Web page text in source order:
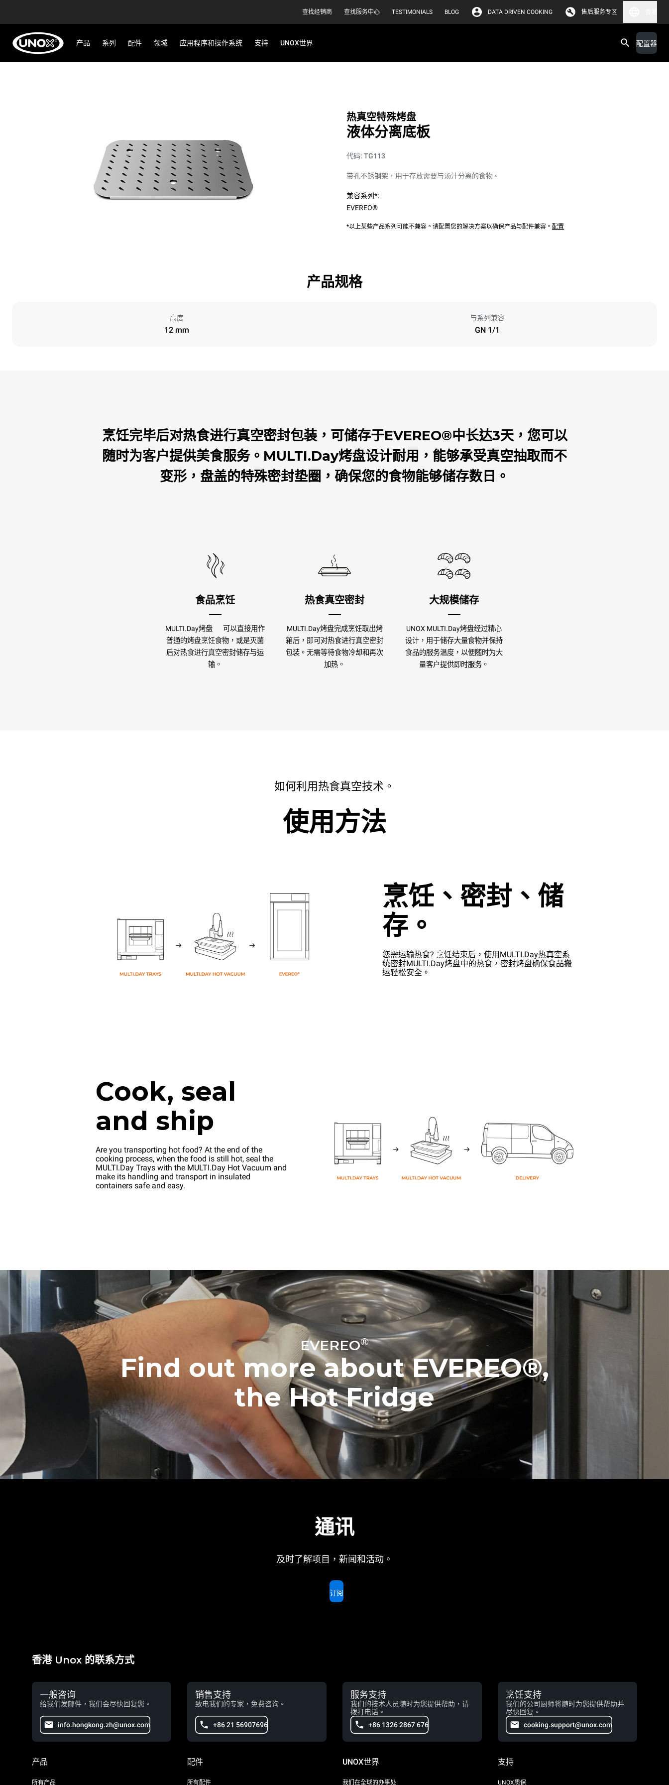
查找经销商 查找服务中心 TESTIMONIALS BLOG DATA DRIVEN COOKING 售后服务专区
产品 系列 配件 领域 应用程序和操作系统 支持 UNOX世界 配置器
热真空特殊烤盘
液体分离底板
代码: TG113
带孔不锈钢架，用于存放需要与汤汁分离的食物。
兼容系列*:
EVEREO®
*以上某些产品系列可能不兼容。请配置您的解决方案以确保产品与配件兼容。 配置
产品规格
高度
12 mm
与系列兼容
GN 1/1
烹饪完毕后对热食进行真空密封包装，可储存于EVEREO®中长达3天，您可以
随时为客户提供美食服务。MULTI.Day烤盘设计耐用，能够承受真空抽取而不
变形，盘盖的特殊密封垫圈，确保您的食物能够储存数日。
食品烹饪
MULTI.Day烤盘 可以直接用作
普通的烤盘烹饪食物，或是灭菌
后对热食进行真空密封储存与运
输。
热食真空密封
MULTI.Day烤盘完成烹饪取出烤
箱后，即可对热食进行真空密封
包装。无需等待食物冷却和再次
加热。
大规模储存
UNOX MULTI.Day烤盘经过精心
设计，用于储存大量食物并保持
食品的服务温度，以便随时为大
量客户提供即时服务。
如何利用热食真空技术。
使用方法
烹饪、密封、储
存。
您需运输热食? 烹饪结束后，使用MULTI.Day热真空系
统密封MULTI.Day烤盘中的热食，密封烤盘确保食品搬
运轻松安全。
Cook, seal
and ship
Are you transporting hot food? At the end of the
cooking process, when the food is still hot, seal the
MULTI.Day Trays with the MULTI.Day Hot Vacuum and
make its handling and transport in insulated
containers safe and easy.
EVEREO®
Find out more about EVEREO®,
the Hot Fridge
通讯
及时了解项目，新闻和活动。
订阅
香港 Unox 的联系方式
一般咨询
给我们发邮件，我们会尽快回复您。
info.hongkong.zh@unox.com
销售支持
致电我们的专家，免费咨询。
+86 21 56907696
服务支持
我们的技术人员随时为您提供帮助，请
拨打电话。
+86 1326 2867 676
烹饪支持
我们的公司厨师将随时为您提供帮助并
尽快回复。
cooking.support@unox.com
产品
所有产品
配件
所有配件
UNOX世界
我们在全球的办事处
支持
UNOX质保